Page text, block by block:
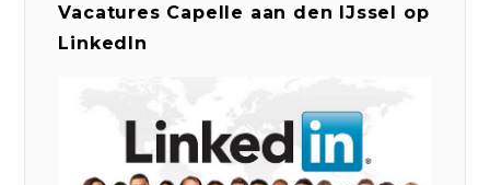
Vacatures Capelle aan den IJssel op
LinkedIn